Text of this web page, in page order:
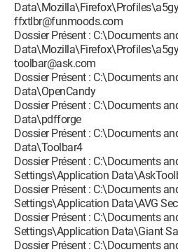
ffxtlbr@funmoods.com
Dossier Présent : C:\Documents
toolbar@ask.com
Dossier Présent : C:\Documents
Data\OpenCandy
Dossier Présent : C:\Documents
Data\pdfforge
Dossier Présent : C:\Documents
Data\Toolbar4
Dossier Présent : C:\Documents
Settings\Application
Dossier Présent : C:\Documents
Settings\Application Data\AVG
Dossier Présent : C:\Documents
Settings\Application Data\Giant
Dossier Présent : C:\Documents